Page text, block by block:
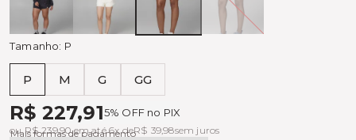
Preto
OFF
WHITE
SOFT
PINK
AZUL
SOHO
Tamanho: P
P M G GG
Tabela de medidas
ou R$ 239,90 em até 6x deR$ 39,98sem juros
R$ 227,915% OFF no PIX
Mais formas de pagamento